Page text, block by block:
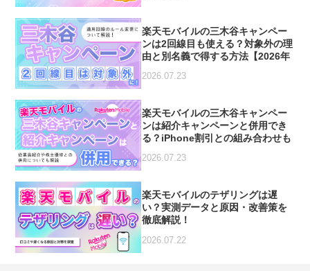
楽天モバイルの三木谷キャンペー
ンは2回線目も使える？対象外の理
由と別名義で得する方法【2026年
2026.07.23
楽天モバイルの三木谷キャンペー
ンは紹介キャンペーンと併用でき
る？iPhone割引との組み合わせも
2026.07.23
楽天モバイルのテザリングは遅
い？実測データと原因・改善策を
徹底解説！
2026.07.22